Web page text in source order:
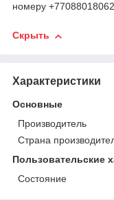
номеру
Скрыть
Характеристики
Основные
Производитель
Страна
Пользовательские
Состояние